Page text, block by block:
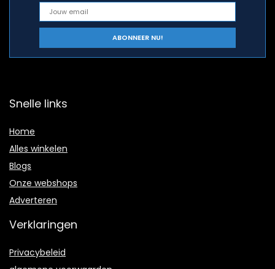
Snelle links
Home
Alles winkelen
Blogs
Onze webshops
Adverteren
Verklaringen
Privacybeleid